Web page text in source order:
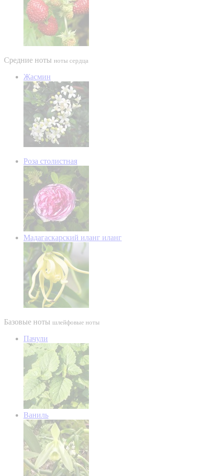
Средние ноты ноты сердца
Жасмин
Роза столистная
Мадагаскарский иланг иланг
Базовые ноты шлейфовые ноты
Пачули
Ваниль